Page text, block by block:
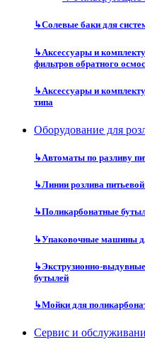
↳Солевые баки для
↳Аксессуары и
фильтров обратного
↳Аксессуары и
типа
Оборудование для
↳Автоматы по разливу
↳Линии розлива
↳Поликарбонатные
↳Упаковочные машины
↳Экструзионно-
бутылей
↳Мойки для
Сервис и